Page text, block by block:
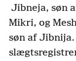
Jibneja, søn
Mikri, og
søn af Jibnija.